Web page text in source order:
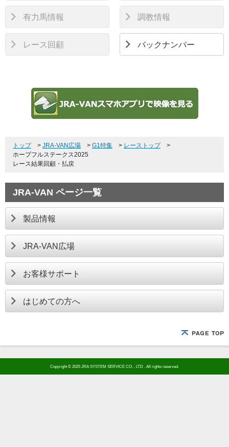
有力馬情報 調教情報
レース回顧 バックナンバー
トップ> JRA-VAN広場 > G1特集 > レーストップ>
ホープフルステークス2025
レース結果回顧・払戻
JRA-VAN ページ一覧
製品情報
JRA-VAN広場
お客様サポート
はじめての方へ
Copyright © 2025 JRA SYSTEM SERVICE CO. , LTD . All rights reserved.